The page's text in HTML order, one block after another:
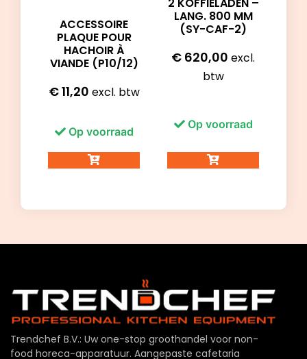
ACCESSOIRE
PLAQUE POUR
HACHOIR À
VIANDE (P10/12)
€11,20 excl. btw
Op voorraad
2 KOFFIELADEN –
LANG. 800 MM
(SY-CAF-2)
€ 620,00 excl.
btw
Op voorraad
Trendchef B.V.: Uw one-stop groothandel voor non-
food horeca-apparatuur. Aangepaste cafetaria